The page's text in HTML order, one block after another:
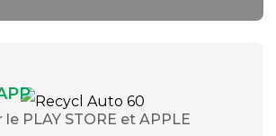
PLAY STORE et APPLE